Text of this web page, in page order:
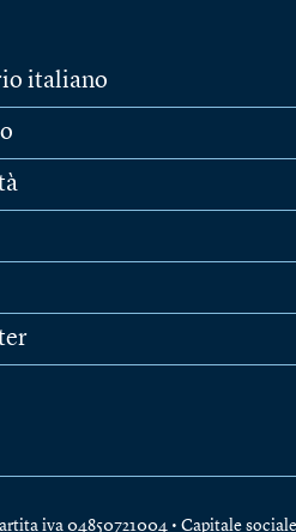
italiano
iva 04850721004 • Capitale